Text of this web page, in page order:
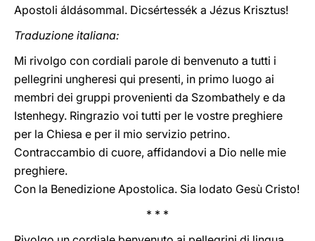
Apostoli áldásommal. Dicsértessék a Jézus Krisztus!
Traduzione italiana:
Mi rivolgo con cordiali parole di benvenuto a tutti i
pellegrini ungheresi qui presenti, in primo luogo ai
membri dei gruppi provenienti da Szombathely e da
Istenhegy. Ringrazio voi tutti per le vostre preghiere
per la Chiesa e per il mio servizio petrino.
Contraccambio di cuore, affidandovi a Dio nelle mie
preghiere.
Con la Benedizione Apostolica. Sia lodato Gesù Cristo!
* * *